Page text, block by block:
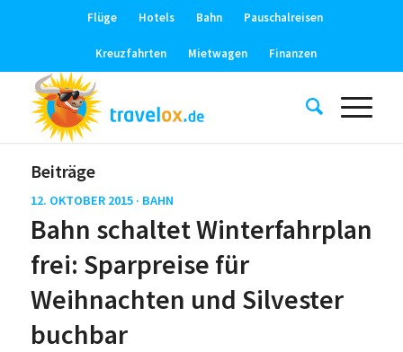
Flüge Hotels Bahn Pauschalreisen
Kreuzfahrten Mietwagen Finanzen
Beiträge
12. OKTOBER 2015 · BAHN
Bahn schaltet Winterfahrplan
frei: Sparpreise für
Weihnachten und Silvester
buchbar